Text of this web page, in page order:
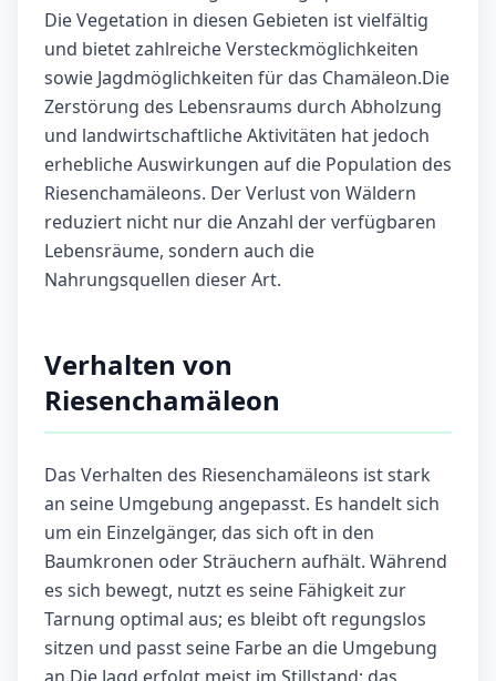
Die Vegetation in diesen Gebieten ist vielfältig
und bietet zahlreiche Versteckmöglichkeiten
sowie Jagdmöglichkeiten für das Chamäleon.Die
Zerstörung des Lebensraums durch Abholzung
und landwirtschaftliche Aktivitäten hat jedoch
erhebliche Auswirkungen auf die Population des
Riesenchamäleons. Der Verlust von Wäldern
reduziert nicht nur die Anzahl der verfügbaren
Lebensräume, sondern auch die
Nahrungsquellen dieser Art.
Verhalten von
Riesenchamäleon
Das Verhalten des Riesenchamäleons ist stark
an seine Umgebung angepasst. Es handelt sich
um ein Einzelgänger, das sich oft in den
Baumkronen oder Sträuchern aufhält. Während
es sich bewegt, nutzt es seine Fähigkeit zur
Tarnung optimal aus; es bleibt oft regungslos
sitzen und passt seine Farbe an die Umgebung